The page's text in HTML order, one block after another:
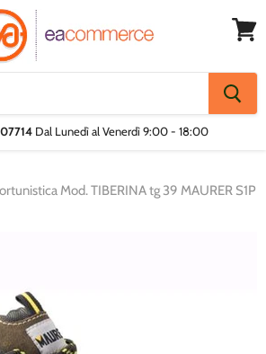
Dal Lunedì al Venerdì9:00 - 18:00
Mod. TIBERINA tg 39 MAURER S1P